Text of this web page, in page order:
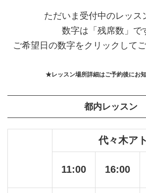
ただいま受付中のレッス
数字は「残席数」で
ご希望日の数字をクリックして
★レッスン場所詳細はご予約後にお
都内レッスン
代々木ア
11:00 16:00